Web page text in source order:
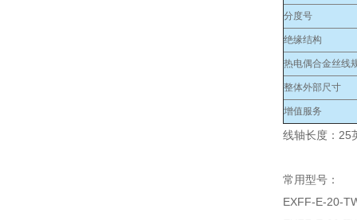
分度号
绝缘结构
热电偶合金丝线
整体外部尺寸
增值服务
线轴长度：25
常用型号：
EXFF-E-20-